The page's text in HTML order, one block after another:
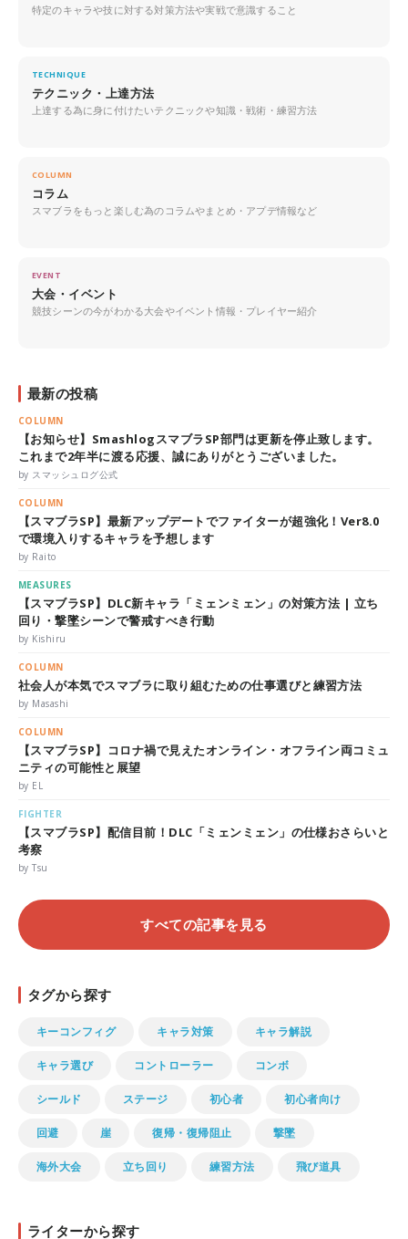
特定のキャラや技に対する対策方法や実戦で意識すること
TECHNIQUE
テクニック・上達方法
上達する為に身に付けたいテクニックや知識・戦術・練習方法
COLUMN
コラム
スマブラをもっと楽しむ為のコラムやまとめ・アプデ情報など
EVENT
大会・イベント
競技シーンの今がわかる大会やイベント情報・プレイヤー紹介
最新の投稿
COLUMN
【お知らせ】SmashlogスマブラSP部門は更新を停止致します。
これまで2年半に渡る応援、誠にありがとうございました。
by スマッシュログ公式
COLUMN
【スマブラSP】最新アップデートでファイターが超強化！Ver8.0
で環境入りするキャラを予想します
by Raito
MEASURES
【スマブラSP】DLC新キャラ「ミェンミェン」の対策方法 | 立ち
回り・撃墜シーンで警戒すべき行動
by Kishiru
COLUMN
社会人が本気でスマブラに取り組むための仕事選びと練習方法
by Masashi
COLUMN
【スマブラSP】コロナ禍で見えたオンライン・オフライン両コミュ
ニティの可能性と展望
by EL
FIGHTER
【スマブラSP】配信目前！DLC「ミェンミェン」の仕様おさらいと
考察
by Tsu
すべての記事を見る
タグから探す
キーコンフィグ キャラ対策 キャラ解説
キャラ選び コントローラー コンボ
シールド ステージ 初心者 初心者向け
回避 崖 復帰・復帰阻止 撃墜
海外大会 立ち回り 練習方法 飛び道具
ライターから探す